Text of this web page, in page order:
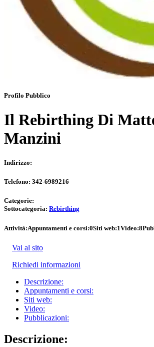
Profilo Pubblico
Il Rebirthing Di
Manzini
Indirizzo:
Telefono: 342-6989216
Categorie:
Sottocategoria: Rebirthing
Attività:Appuntamenti e corsi:0Siti web:1Video:8
Vai al sito
Richiedi informazioni
Descrizione:
Appuntamenti e corsi:
Siti web:
Video:
Pubblicazioni:
Descrizione: